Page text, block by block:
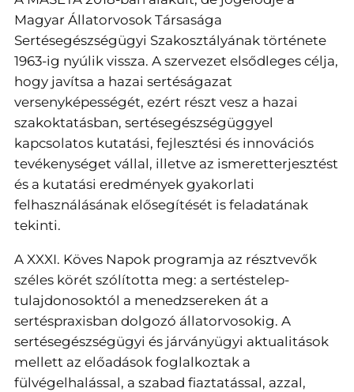
Magyar Állatorvosok Társasága
Sertésegészségügyi Szakosztályának története
1963-ig nyúlik vissza. A szervezet elsődleges célja,
hogy javítsa a hazai sertéságazat
versenyképességét, ezért részt vesz a hazai
szakoktatásban, sertésegészségüggyel
kapcsolatos kutatási, fejlesztési és innovációs
tevékenységet vállal, illetve az ismeretterjesztést
és a kutatási eredmények gyakorlati
felhasználásának elősegítését is feladatának
tekinti.
A XXXI. Köves Napok programja az résztvevők
széles körét szólította meg: a sertéstelep-
tulajdonosoktól a menedzsereken át a
sertéspraxisban dolgozó állatorvosokig. A
sertésegészségügyi és járványügyi aktualitások
mellett az előadások foglalkoztak a
fülvégelhalással, a szabad fiaztatással, azzal,